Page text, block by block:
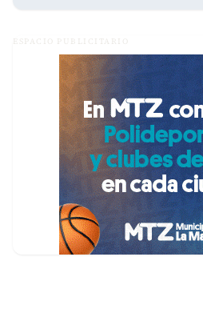
ESPACIO PUBLICITARIO